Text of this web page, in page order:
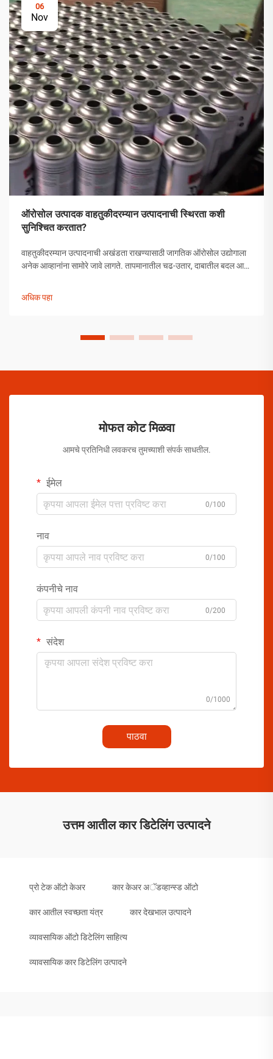
06
Nov
ऑरोसोल उत्पादक वाहतुकीदरम्यान उत्पादनाची स्थिरता कशी
सुनिश्चित करतात?
वाहतुकीदरम्यान उत्पादनाची अखंडता राखण्यासाठी जागतिक ऑरोसोल उद्योगाला
अनेक आव्हानांना सामोरे जावे लागते. तापमानातील चढ-उतार, दाबातील बदल आणि
उपाययोजना राबविल्या पाहिजेत.
अधिक पहा
मोफत कोट मिळवा
आमचे प्रतिनिधी लवकरच तुमच्याशी संपर्क साधतील.
ईमेल
0/100
नाव
0/100
कंपनीचे नाव
0/200
संदेश
0/1000
पाठवा
उत्तम आतील कार डिटेलिंग उत्पादने
प्रो टेक ऑटो केअर कार केअर अॅडव्हान्स्ड ऑटो
कार आतील स्वच्छता यंत्र कार देखभाल उत्पादने
व्यावसायिक ऑटो डिटेलिंग साहित्य
व्यावसायिक कार डिटेलिंग उत्पादने